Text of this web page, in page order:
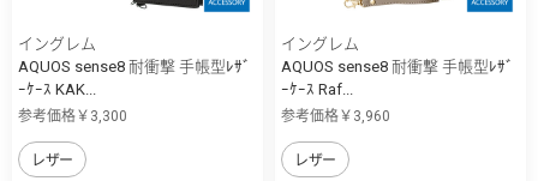
イングレム
AQUOS sense8 耐衝撃 手帳型ﾚｻﾞ
ｰｹｰｽ KAK...
参考価格￥3,300
レザー
イングレム
AQUOS sense8 耐衝撃 手帳型ﾚｻﾞ
ｰｹｰｽ Raf...
参考価格￥3,960
レザー